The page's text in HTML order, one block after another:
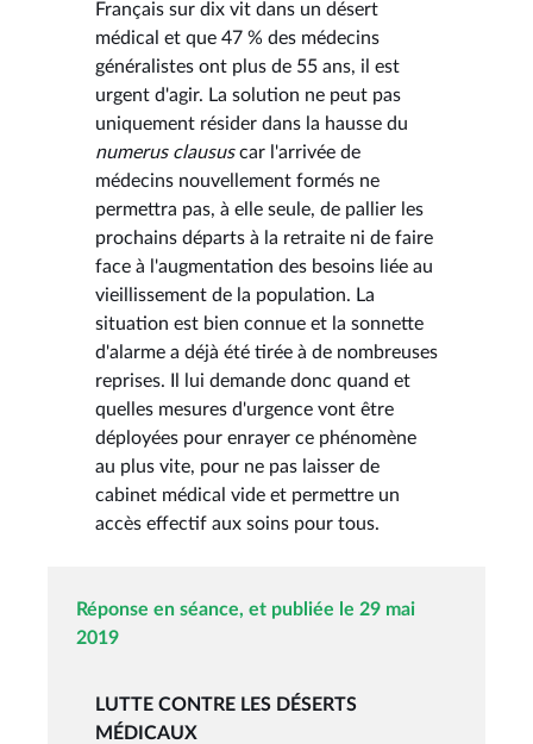
Français sur dix vit dans un désert
médical et que 47 % des médecins
généralistes ont plus de 55 ans, il est
urgent d'agir. La solution ne peut pas
uniquement résider dans la hausse du
numerus claususcar l'arrivée de
médecins nouvellement formés ne
permettra pas, à elle seule, de pallier les
prochains départs à la retraite ni de faire
face à l'augmentation des besoins liée au
vieillissement de la population. La
situation est bien connue et la sonnette
d'alarme a déjà été tirée à de nombreuses
reprises. Il lui demande donc quand et
quelles mesures d'urgence vont être
déployées pour enrayer ce phénomène
au plus vite, pour ne pas laisser de
cabinet médical vide et permettre un
accès effectif aux soins pour tous.
Réponse en séance, et publiée le 29 mai
2019
LUTTE CONTRE LES DÉSERTS
MÉDICAUX